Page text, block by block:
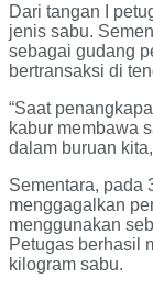
Dari tangan I
jenis sabu.
sebagai gudang
bertransaksi di
“Saat
kabur membawa
dalam buruan
Sementara, pada
menggagalkan
menggunakan
Petugas berhasil
kilogram sabu.